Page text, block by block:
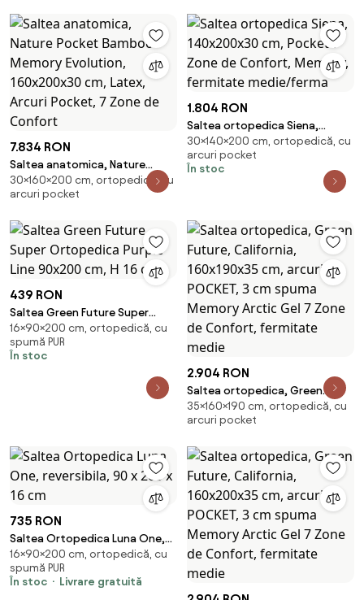
7.834 RON
Saltea anatomica, Nature
Pocket Bamboo Memory
Evolution, 160x200x30 cm,
Confort
30×160×200 cm, ortopedică, cu
arcuri pocket
1.804 RON
Saltea ortopedica Siena,
140x200x30 cm, Pocket 7 Zone
de Confort, Memory, fermitate
medie/ferma
30×140×200 cm, ortopedică, cu
arcuri pocket
În stoc
439 RON
Saltea Green Future Super
Ortopedica Purple Line 90x200
cm, H 16 cm
16×90×200 cm, ortopedică, cu
spumă PUR
În stoc
2.904 RON
Saltea ortopedica, Green
Future, California, 160x190x35
cm, arcuri POCKET, 3 cm spuma
Confort, fermitate medie
35×160×190 cm, ortopedică, cu
arcuri pocket
735 RON
Saltea Ortopedica Luna One,
reversibila, 90 x 200 x 16 cm
16×90×200 cm, ortopedică, cu
spumă PUR
În stoc
Livrare gratuită